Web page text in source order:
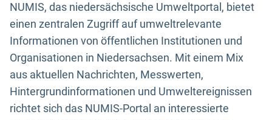
NUMIS, das niedersächsische Umweltportal, bietet
einen zentralen Zugriff auf umweltrelevante
Informationen von öffentlichen Institutionen und
Organisationen in Niedersachsen. Mit einem Mix
aus aktuellen Nachrichten, Messwerten,
Hintergrundinformationen und Umweltereignissen
richtet sich das NUMIS-Portal an interessierte